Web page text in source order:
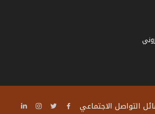
التواصل الاجتماعي